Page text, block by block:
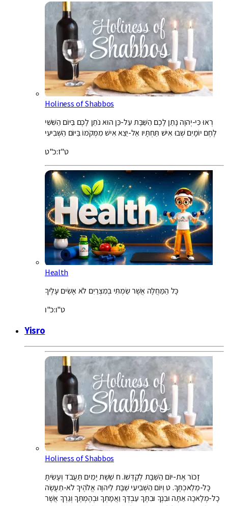
Holiness of Shabbos
רְאוּ כִּי-יְהוָה נָתַן לָכֶם הַשַּׁבָּת עַל-כֵּן הוּא נֹתֵן לָכֶם בַּיּוֹם הַשִּׁשִּׁי
לֶחֶם יוֹמָיִם שְׁבוּ אִישׁ תַּחְתָּיו אַל-יֵצֵא אִישׁ מִמְּקֹמוֹ בַּיּוֹם הַשְּׁבִיעִי
ט"ז:כ"ט
Health
כָּל הַמַּחֲלָה אֲשֶׁר שַׂמְתִּי בְמִצְרַיִם לֹא אָשִׂים עָלֶיךָ
ט"ו:כ"ו
Yisro
Holiness of Shabbos
זָכוֹר אֶת-יוֹם הַשַּׁבָּת לְקַדְּשׁוֹ. ח שֵׁשֶׁת יָמִים תַּעֲבֹד וְעָשִׂיתָ
כָּל-מְלַאכְתֶּךָ. ט וְיוֹם הַשְּׁבִיעִי שַׁבָּת לַיהוָה אֱלֹהֶיךָ לֹא-תַעֲשֶׂה
כָל-מְלָאכָה אַתָּה וּבִנְךָ וּבִתֶּךָ עַבְדְּךָ וַאֲמָתְךָ וּבְהֶמְתֶּךָ וְגֵרְךָ אֲשֶׁר